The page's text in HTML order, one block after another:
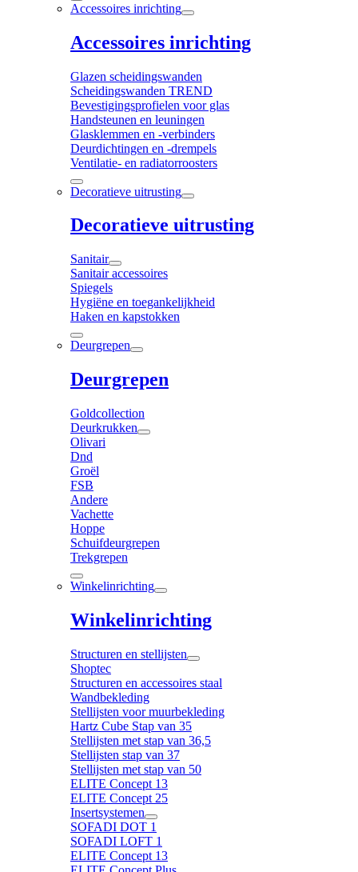
Accessoires inrichting
Accessoires inrichting
Glazen scheidingswanden
Scheidingswanden TREND
Bevestigingsprofielen voor glas
Handsteunen en leuningen
Glasklemmen en -verbinders
Deurdichtingen en -drempels
Ventilatie- en radiatorroosters
Decoratieve uitrusting
Decoratieve uitrusting
Sanitair
Sanitair accessoires
Spiegels
Hygiëne en toegankelijkheid
Haken en kapstokken
Deurgrepen
Deurgrepen
Goldcollection
Deurkrukken
Olivari
Dnd
Groël
FSB
Andere
Vachette
Hoppe
Schuifdeurgrepen
Trekgrepen
Winkelinrichting
Winkelinrichting
Structuren en stellijsten
Shoptec
Structuren en accessoires staal
Wandbekleding
Stellijsten voor muurbekleding
Hartz Cube Stap van 35
Stellijsten met stap van 36,5
Stellijsten stap van 37
Stellijsten met stap van 50
ELITE Concept 13
ELITE Concept 25
Insertsystemen
SOFADI DOT 1
SOFADI LOFT 1
ELITE Concept 13